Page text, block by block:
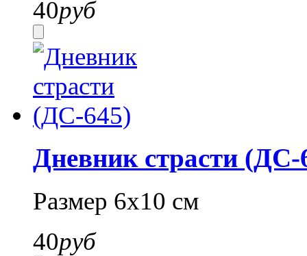
40руб
Дневник страсти (ДС-
Размер 6х10 см
40руб